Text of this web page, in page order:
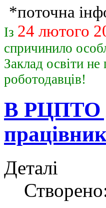
*поточна
Із 24 лютого
спричинило
Заклад освіти
В РЦПТО
Деталі